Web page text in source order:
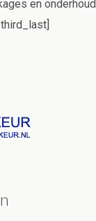
en onderhoud